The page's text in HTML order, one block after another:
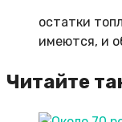
остатки
имеются, и
Читайте